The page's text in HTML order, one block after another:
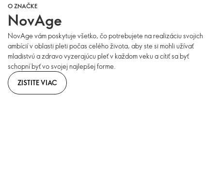
O ZNAČKE
NovAge
NovAge vám poskytuje všetko, čo potrebujete na realizáciu svojich
ambícií v oblasti pleti počas celého života, aby ste si mohli užívať
mladistvú a zdravo vyzerajúcu pleť v každom veku a cítiť sa byť
schopní byť vo svojej najlepšej forme.
ZISTITE VIAC